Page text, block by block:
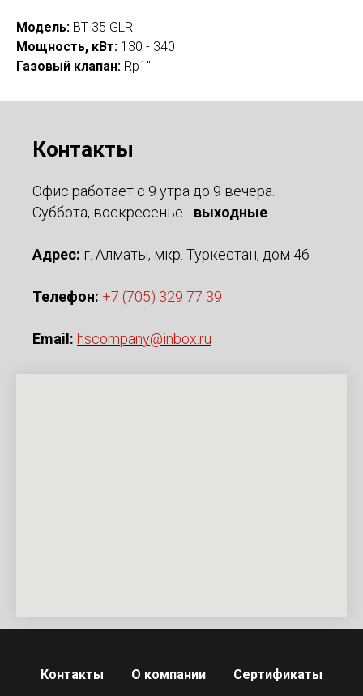
Модель: BT 35 GLR
Мощность, кВт: 130 - 340
Газовый клапан: Rp1"
Контакты
Офис работает с 9 утра до 9 вечера.
Суббота, воскресенье - выходные
Адрес: г. Алматы, мкр. Туркестан, дом 46
Телефон: +7 (705) 329 77 39
Email: hscompany@inbox.ru
Контакты О компании Сертификаты